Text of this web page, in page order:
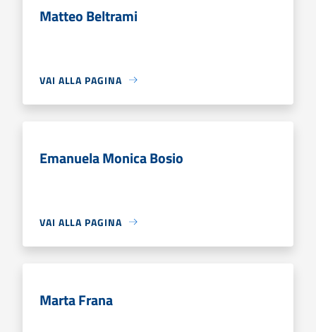
Matteo Beltrami
VAI ALLA PAGINA
Emanuela Monica Bosio
VAI ALLA PAGINA
Marta Frana